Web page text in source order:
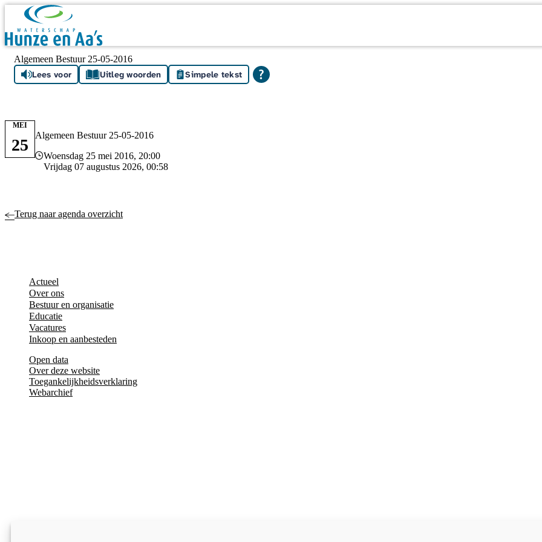
Skip navigation
Algemeen Bestuur 25-05-2016
Lees voor Uitleg woorden Simpele tekst
Algemeen Bestuur 25-05-2016
Datum en tijd
Woensdag 25 mei 2016, 20:00
Vrijdag 07 augustus 2026, 00:58
MEI
25
Terug naar agenda overzicht
Actueel
Over ons
Bestuur en organisatie
Educatie
Vacatures
Inkoop en aanbesteden
Open data
Over deze website
Toegankelijkheidsverklaring
Webarchief